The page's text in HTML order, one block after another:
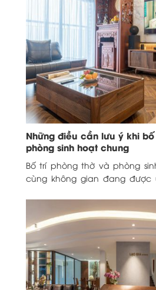
Những điều cần lưu ý khi
phòng sinh hoạt chung
Bố trí phòng thờ và phòng
cùng không gian đang